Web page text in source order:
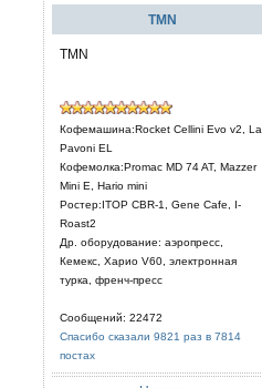
TMN
TMN
Кофемашина:Rocket Cellini Evo v2, La
Pavoni EL
Кофемолка:Promac MD 74 AT, Mazzer
Mini E, Hario mini
Ростер:ITOP CBR-1, Gene Cafe, I-
Roast2
Др. оборудование: аэропресс,
Кемекс, Харио V60, электронная
турка, френч-пресс
Сообщений: 22472
Спасибо сказали 9821 раз в 7814
постах